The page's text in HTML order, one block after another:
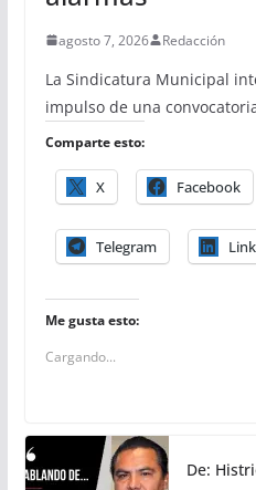
agosto 7, 2026 Redacción
La Sindicatura Municipal
impulso de una
Comparte esto:
X Facebook
Telegram
Me gusta esto:
Cargando...
De: